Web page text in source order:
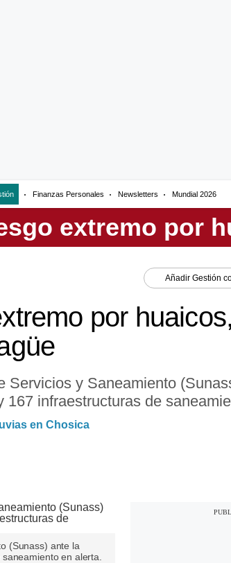
Finanzas Personales Newsletters Mundial 2026
Añadir Gestión
por
Servicios y Saneamiento
infraestructuras de
en Chosica
(Sunass) ante la
en alerta.